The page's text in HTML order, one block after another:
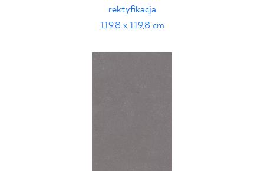
rektyfikacja
119,8 x 119,8 cm